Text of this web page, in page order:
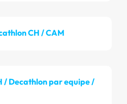
CH / CAM
/ Decathlon par equipe /